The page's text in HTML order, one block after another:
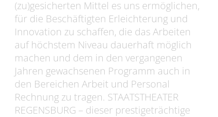
(zu)gesicherten Mittel es uns ermöglichen,
für die Beschäftigten Erleichterung und
Innovation zu schaffen, die das Arbeiten
auf höchstem Niveau dauerhaft möglich
machen und dem in den vergangenen
Jahren gewachsenen Programm auch in
den Bereichen Arbeit und Personal
Rechnung zu tragen. STAATSTHEATER
REGENSBURG – dieser prestigeträchtige